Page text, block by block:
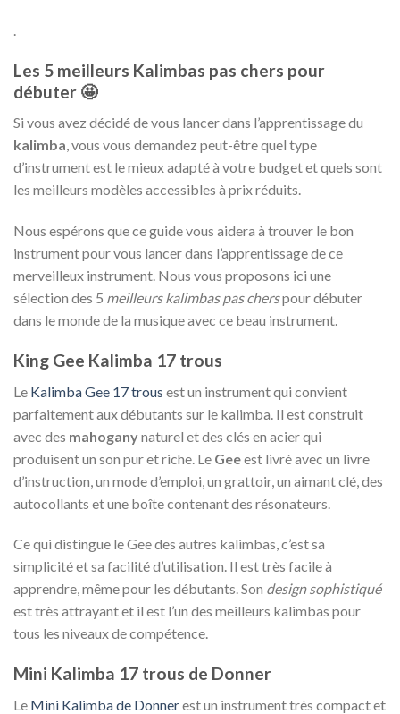
.
Les 5 meilleurs Kalimbas pas chers pour
débuter 🤩
Si vous avez décidé de vous lancer dans l’apprentissage du
kalimba, vous vous demandez peut-être quel type
d’instrument est le mieux adapté à votre budget et quels sont
les meilleurs modèles accessibles à prix réduits.
Nous espérons que ce guide vous aidera à trouver le bon
instrument pour vous lancer dans l’apprentissage de ce
merveilleux instrument. Nous vous proposons ici une
sélection des 5 meilleurs kalimbas pas cherspour débuter
dans le monde de la musique avec ce beau instrument.
King Gee Kalimba 17 trous
Le Kalimba Gee 17 trous est un instrument qui convient
parfaitement aux débutants sur le kalimba. Il est construit
avec des mahoganynaturel et des clés en acier qui
produisent un son pur et riche. Le Geeest livré avec un livre
d’instruction, un mode d’emploi, un grattoir, un aimant clé, des
autocollants et une boîte contenant des résonateurs.
Ce qui distingue le Gee des autres kalimbas, c’est sa
simplicité et sa facilité d’utilisation. Il est très facile à
apprendre, même pour les débutants. Son design sophistiqué
est très attrayant et il est l’un des meilleurs kalimbas pour
tous les niveaux de compétence.
Mini Kalimba 17 trous de Donner
Le Mini Kalimba de Donnerest un instrument très compact et